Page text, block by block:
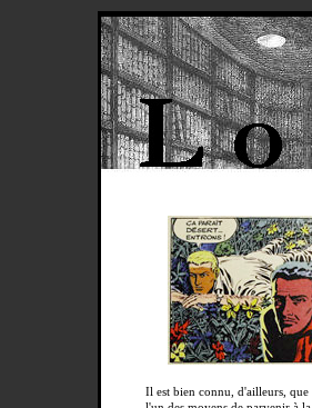
Il est bien connu, d'ailleurs, que